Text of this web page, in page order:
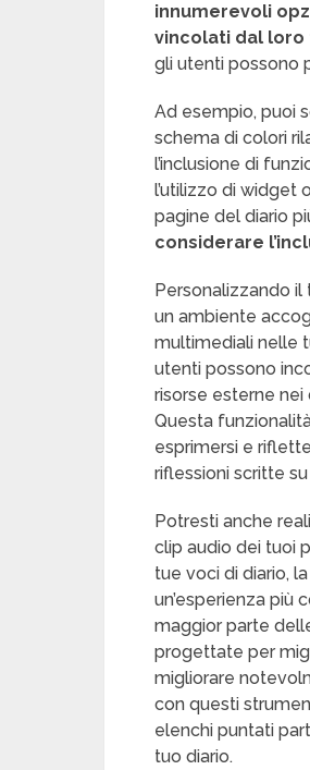
innumerevoli
vincolati dal
gli utenti possono
Ad esempio, puoi
schema di colori
l’inclusione di
l’utilizzo di widget
pagine del diario
considerare
Personalizzando il
un ambiente
multimediali nelle
utenti possono
risorse esterne nei
Questa
esprimersi e
riflessioni scritte
Potresti anche
clip audio dei tuoi
tue voci di diario,
un’esperienza
maggior parte
progettate per
migliorare
con questi
elenchi puntati
tuo diario.